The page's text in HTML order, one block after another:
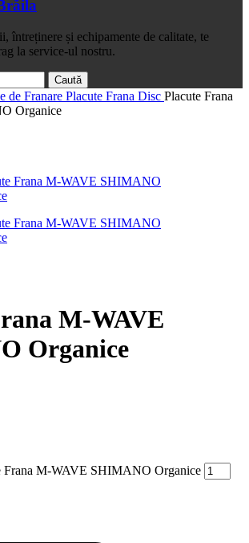
întreținere și echipamente de calitate, te
la service-ul nostru.
Caută
de Franare Placute Frana Disc Placute Frana
Organice
M-WAVE
Organice
Frana M-WAVE SHIMANO Organice